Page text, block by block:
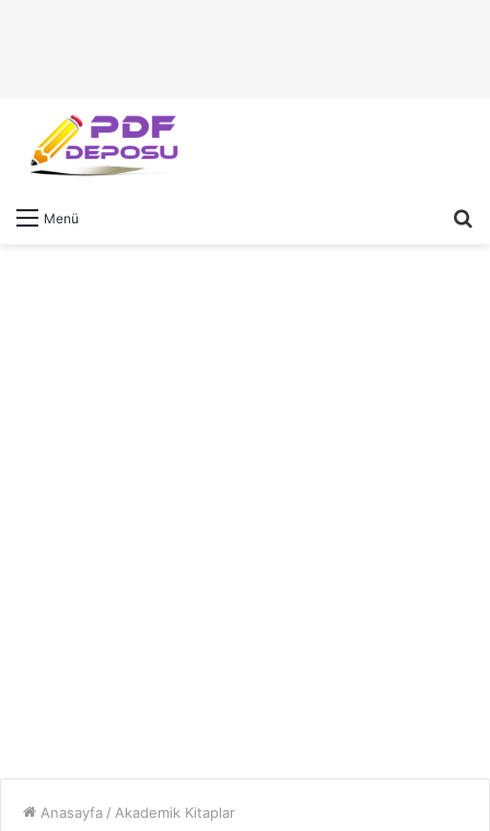
Menü
Anasayfa / Akademik Kitaplar